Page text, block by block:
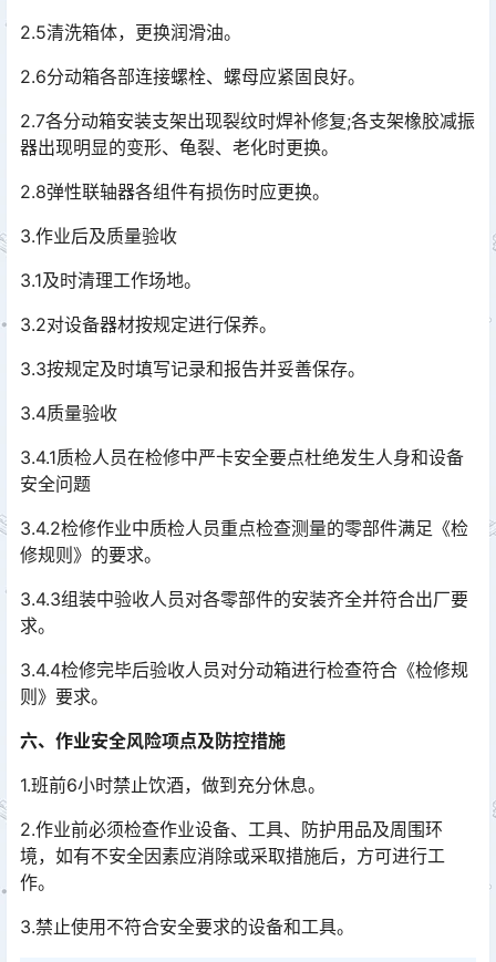
2.5清洗箱体，更换润滑油。
2.6分动箱各部连接螺栓、螺母应紧固良好。
2.7各分动箱安装支架出现裂纹时焊补修复;各支架橡胶减振
器出现明显的变形、龟裂、老化时更换。
2.8弹性联轴器各组件有损伤时应更换。
3.作业后及质量验收
3.1及时清理工作场地。
3.2对设备器材按规定进行保养。
3.3按规定及时填写记录和报告并妥善保存。
3.4质量验收
3.4.1质检人员在检修中严卡安全要点杜绝发生人身和设备
安全问题
3.4.2检修作业中质检人员重点检查测量的零部件满足《检
修规则》的要求。
3.4.3组装中验收人员对各零部件的安装齐全并符合出厂要
求。
3.4.4检修完毕后验收人员对分动箱进行检查符合《检修规
则》要求。
六、作业安全风险项点及防控措施
1.班前6小时禁止饮酒，做到充分休息。
2.作业前必须检查作业设备、工具、防护用品及周围环
境，如有不安全因素应消除或采取措施后，方可进行工
作。
3.禁止使用不符合安全要求的设备和工具。